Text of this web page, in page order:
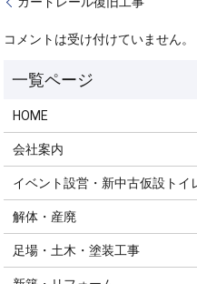
コメントは受け付けていません。
HOME
会社案内
イベント設営・新中古仮設トイ
解体・産廃
足場・土木・塗装工事